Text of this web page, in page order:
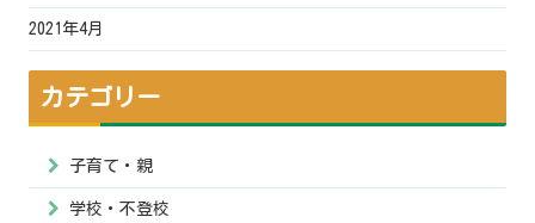
2021年4月
カテゴリー
子育て・親
学校・不登校